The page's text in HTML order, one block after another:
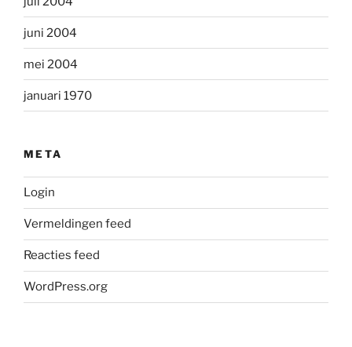
juni 2004
mei 2004
januari 1970
META
Login
Vermeldingen feed
Reacties feed
WordPress.org